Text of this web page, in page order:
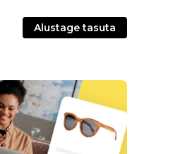
Alustage tasuta